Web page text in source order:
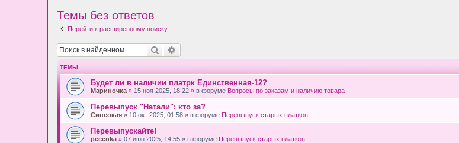
Темы без ответов
Перейти к расширенному поиску
Поиск
ТЕМЫ
Будет ли в наличии платрк Единственная-12?
Мариночка » 15 ноя 2025, 18:22 » в форуме Вопросы по заказам и наличию товара
Перевыпуск "Натали": кто за?
Синеокая » 10 окт 2025, 01:58 » в форуме Перевыпуск старых платков
Перевыпускайте!
pecenka » 07 июн 2025, 14:55 » в форуме Перевыпуск старых платков